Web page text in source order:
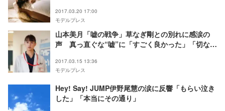
2017.03.20 17:00
モデルプレス
山本美月「嘘の戦争」草なぎ剛との別れに感涙の
声 真っ直ぐな“嘘”に「すごく良かった」「切なく
2017.03.15 13:36
モデルプレス
Hey! Say! JUMP伊野尾慧の涙に反響「もらい泣き
した」「本当にその通り」